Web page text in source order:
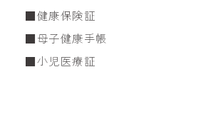
■健康保険証
■母子健康手帳
■小児医療証